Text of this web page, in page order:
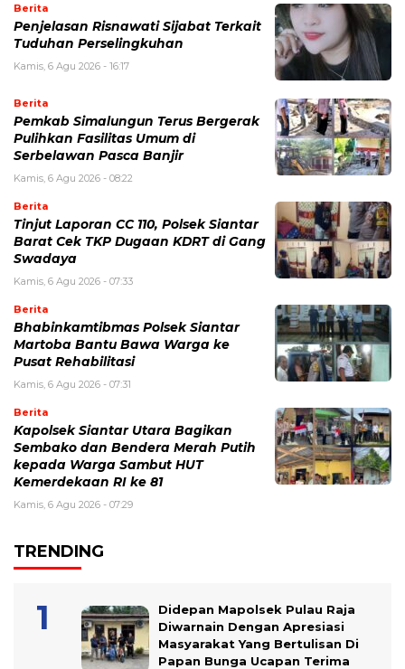
Berita
Penjelasan Risnawati Sijabat Terkait
Tuduhan Perselingkuhan
Kamis, 6 Agu 2026 - 16:17
Berita
Pemkab Simalungun Terus Bergerak
Pulihkan Fasilitas Umum di
Serbelawan Pasca Banjir
Kamis, 6 Agu 2026 - 08:22
Berita
Tinjut Laporan CC 110, Polsek Siantar
Barat Cek TKP Dugaan KDRT di Gang
Swadaya
Kamis, 6 Agu 2026 - 07:33
Berita
Bhabinkamtibmas Polsek Siantar
Martoba Bantu Bawa Warga ke
Pusat Rehabilitasi
Kamis, 6 Agu 2026 - 07:31
Berita
Kapolsek Siantar Utara Bagikan
Sembako dan Bendera Merah Putih
kepada Warga Sambut HUT
Kemerdekaan RI ke 81
Kamis, 6 Agu 2026 - 07:29
TRENDING
Didepan Mapolsek Pulau Raja
Diwarnain Dengan Apresiasi
Masyarakat Yang Bertulisan Di
Papan Bunga Ucapan Terima